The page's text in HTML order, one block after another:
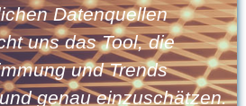
Datenquellen
uns das Tool, die
und Trends
genau einzuschätzen.